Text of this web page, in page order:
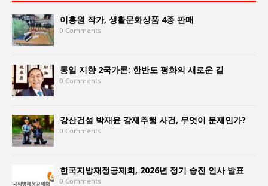
이홍원 작가, 생활문화상품 4종 판매
0 Comments
통일 지향 2국가론: 한반도 평화의 새로운 길
0 Comments
강산건설 박재윤 강제추행 사건, 무엇이 문제인가?
0 Comments
한국지방재정공제회, 2026년 정기 승진 인사 발표
0 Comments